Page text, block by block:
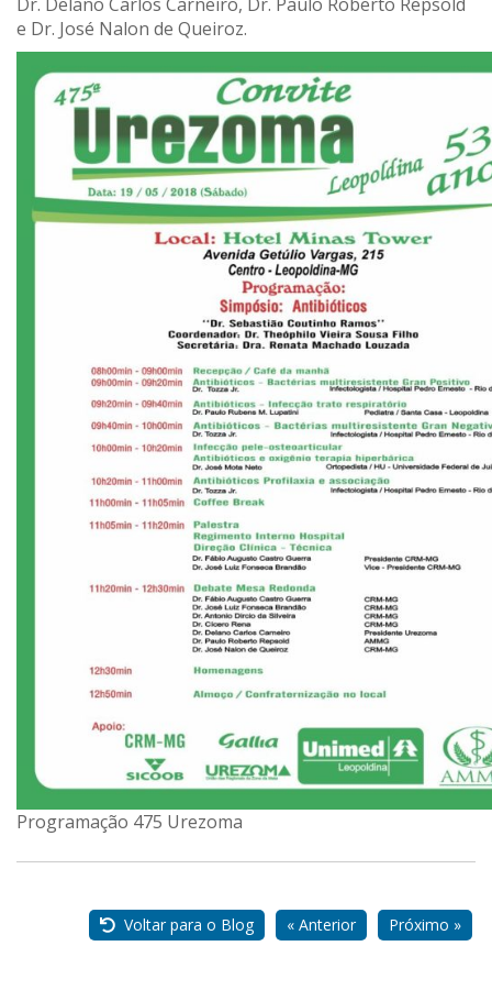
e Dr. José Nalon de Queiroz.
Programação 475 Urezoma
ParceirosVoltar para o Blog « Anterior Próximo »